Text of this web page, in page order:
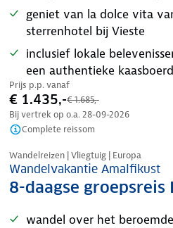
geniet van la dolce vita
sterrenhotel bij Vieste
inclusief lokale
een authentieke
Prijs p.p. vanaf
€ 1.435,-€ 1.685,-
Bij vertrek op o.a. 28-09-2026
Complete reissom
Tijdelijk in prijs verlaagd
Wandelreizen | Vliegtuig | Europa
Wandelvakantie Amalfikust
8-daagse groepsreis
wandel over het